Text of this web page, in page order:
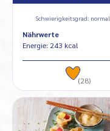
Schwierigkeitsgrad: normal
Nährwerte
Energie: 243 kcal
(28)